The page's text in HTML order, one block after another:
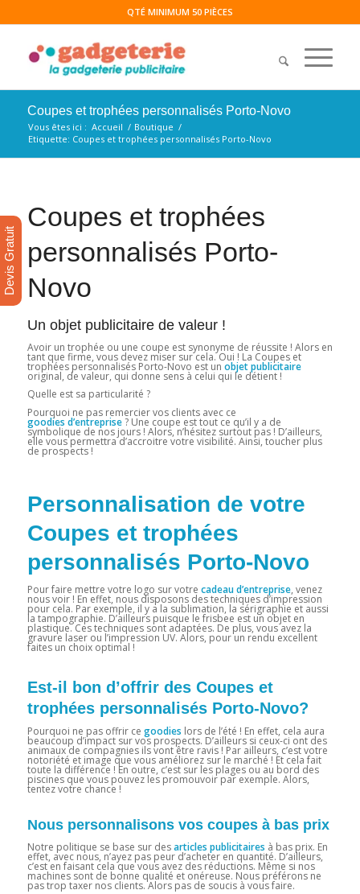
QTÉ MINIMUM 50 PIÈCES
Coupes et trophées personnalisés Porto-Novo
Vous êtes ici : Accueil / Boutique /
Etiquette: Coupes et trophées personnalisés Porto-Novo
Coupes et trophées
personnalisés Porto-
Novo
Un objet publicitaire de valeur !
Avoir un trophée ou une coupe est synonyme de réussite ! Alors en
tant que firme, vous devez miser sur cela. Oui ! La Coupes et
trophées personnalisés Porto-Novo est un objet publicitaire
original, de valeur, qui donne sens à celui qui le détient !
Quelle est sa particularité ?
Pourquoi ne pas remercier vos clients avec ce
goodies d’entreprise? Une coupe est tout ce qu’il y a de
symbolique de nos jours ! Alors, n’hésitez surtout pas ! D’ailleurs,
elle vous permettra d’accroitre votre visibilité. Ainsi, toucher plus
de prospects !
Personnalisation de votre
Coupes et trophées
personnalisés Porto-Novo
Pour faire mettre votre logo sur votre cadeau d’entreprise, venez
nous voir ! En effet, nous disposons des techniques d’impression
pour cela. Par exemple, il y a la sublimation, la sérigraphie et aussi
la tampographie. D’ailleurs puisque le frisbee est un objet en
plastique. Ces techniques sont adaptées. De plus, vous avez la
gravure laser ou l’impression UV. Alors, pour un rendu excellent
faites un choix optimal !
Est-il bon d’offrir des Coupes et
trophées personnalisés Porto-Novo?
Pourquoi ne pas offrir ce goodies lors de l’été ! En effet, cela aura
beaucoup d’impact sur vos prospects. D’ailleurs si ceux-ci ont des
animaux de compagnies ils vont être ravis ! Par ailleurs, c’est votre
notoriété et image que vous améliorez sur le marché ! Et cela fait
toute la différence ! En outre, c’est sur les plages ou au bord des
piscines que vous pouvez les promouvoir par exemple. Alors,
tentez votre chance !
Nous personnalisons vos coupes à bas prix
Notre politique se base sur desarticles publicitaires à bas prix. En
effet, avec nous, n’ayez pas peur d’acheter en quantité. D’ailleurs,
c’est en faisant cela que vous avez des réductions. Même si nos
machines sont de bonne qualité et onéreuse. Nous préférons ne
pas trop taxer nos clients. Alors pas de soucis à vous faire.
Devis Gratuit